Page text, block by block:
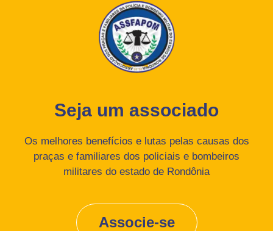
Seja um associado
Os melhores benefícios e lutas pelas causas dos
praças e familiares dos policiais e bombeiros
militares do estado de Rondônia
Associe-se